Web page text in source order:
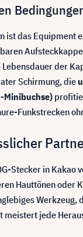
das Equipment
der
Schirmung, die
Minibuchse)
Funkstrecken
Stecker in
Hauttönen
meistert jede